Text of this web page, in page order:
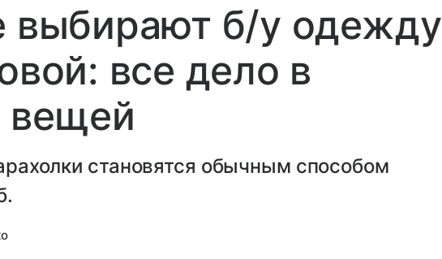
выбирают б/у одежду
все дело в
вещей
становятся обычным способом